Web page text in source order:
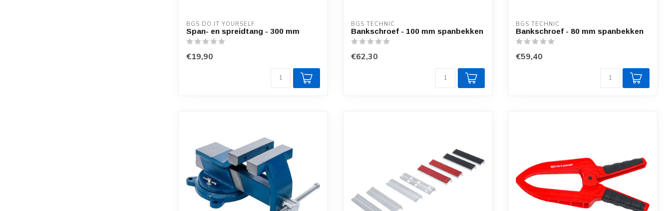
BGS DO IT YOURSELF
Span- en spreidtang - 300 mm
€19,90
BGS TECHNIC
Bankschroef - 100 mm spanbekken
€62,30
BGS TECHNIC
Bankschroef - 80 mm spanbekken
€59,40